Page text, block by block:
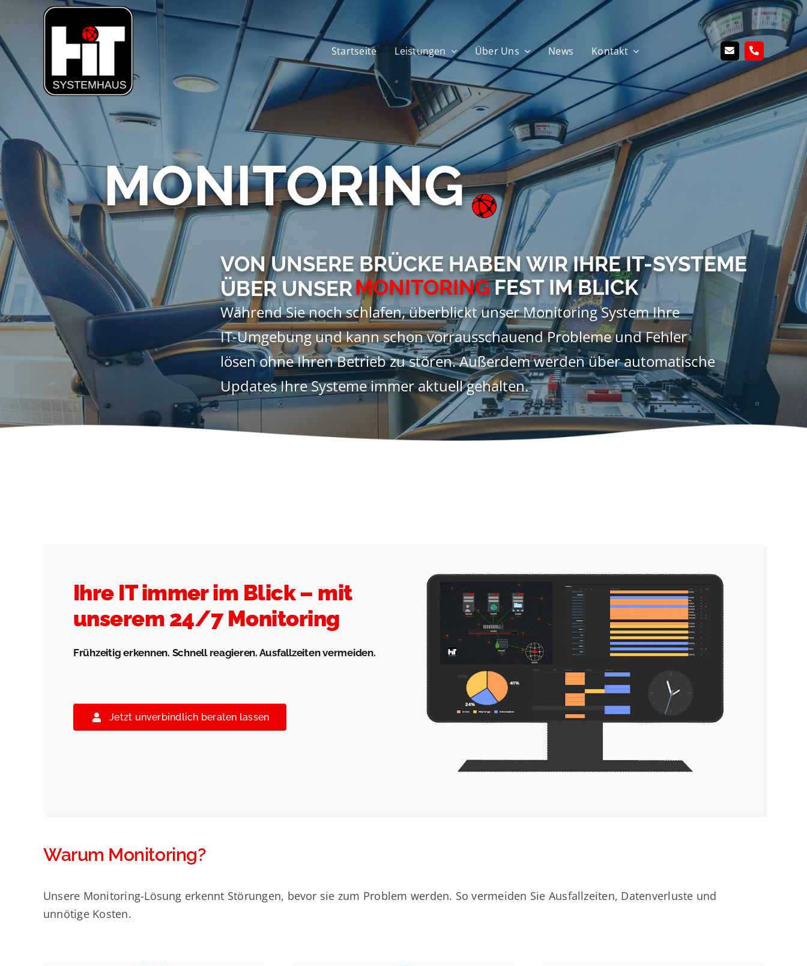
springen
Startseite
Leistungen Über Uns News Kontakt
Während Sie noch schlafen, überblickt unser Monitoring System Ihre
IT-Umgebung und kann schon vorrausschauend Probleme und Fehler
lösen ohne Ihren Betrieb zu stören. Außerdem werden über automatische
Updates Ihre Systeme immer aktuell gehalten.
MONITORING
VON UNSERE BRÜCKE HABEN WIR IHRE IT-SYSTEME
ÜBER UNSERMONITORINGFEST IM BLICK
Ihre IT immer im Blick – mit
unserem 24/7 Monitoring
Frühzeitig erkennen. Schnell reagieren. Ausfallzeiten vermeiden.
Jetzt unverbindlich beraten lassen
Warum Monitoring?
Unsere Monitoring-Lösung erkennt Störungen, bevor sie zum Problem werden. So vermeiden Sie Ausfallzeiten, Datenverluste und
unnötige Kosten.